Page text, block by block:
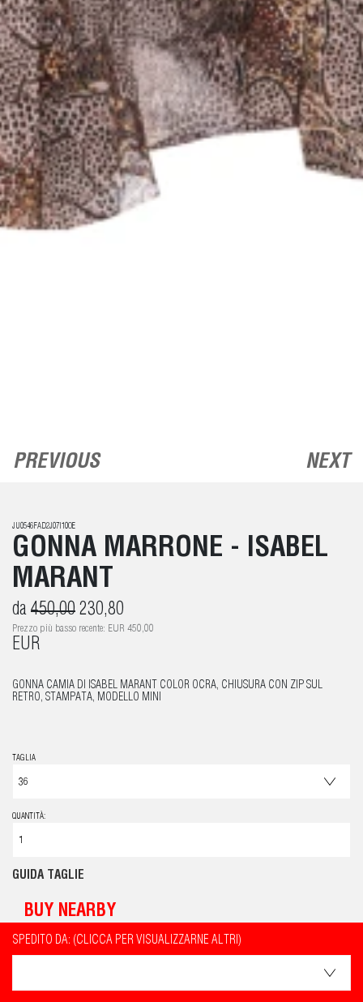
PREVIOUS NEXT
JU0546FAD2J07I10OE
GONNA MARRONE - ISABEL
MARANT
da 450,00 230,80
Prezzo più basso recente: EUR 450,00
EUR
GONNA CAMIA DI ISABEL MARANT COLOR OCRA, CHIUSURA CON ZIP SUL
RETRO, STAMPATA, MODELLO MINI
TAGLIA
QUANTITÀ:
GUIDA TAGLIE
BUY NEARBY
SPEDITO DA: (CLICCA PER VISUALIZZARNE ALTRI)